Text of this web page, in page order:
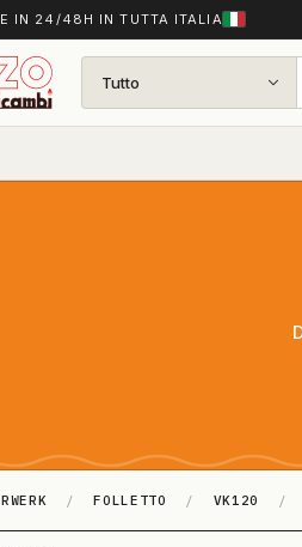
IN 24/48H IN TUTTA ITALIA
Tutto
/ FOLLETTO / VK120 /
ASPI­RA­POLVE­RE